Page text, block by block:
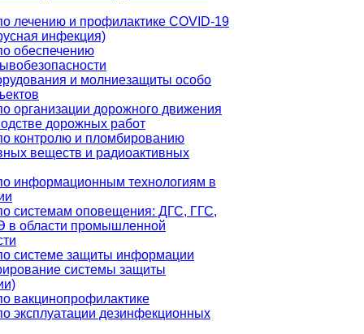
лечению и профилактике COVID-19
инфекция)
обеспечению
и молниезащиты особо
организации дорожного движения
дорожных работ
контролю и пломбированию
веществ и радиоактивных
информационным технологиям в
системам оповещения: ДГС, ГГС,
области промышленной
системе защиты информации
системы защиты
вакцинопрофилактике
эксплуатации дезинфекционных